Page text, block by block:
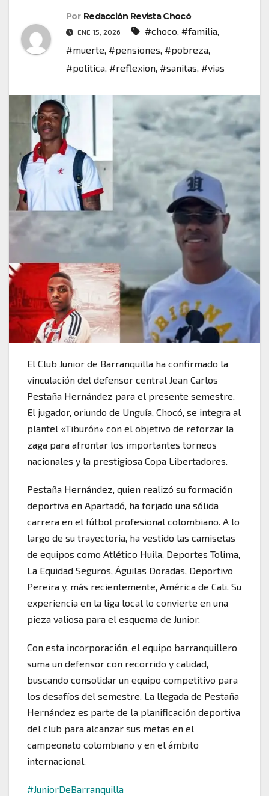
Por Redacción Revista Chocó
ENE 15, 2026 #choco, #familia,
#muerte, #pensiones, #pobreza,
#politica, #reflexion, #sanitas, #vias
El Club Junior de Barranquilla ha confirmado la
vinculación del defensor central Jean Carlos
Pestaña Hernández para el presente semestre.
El jugador, oriundo de Unguía, Chocó, se integra al
plantel «Tiburón» con el objetivo de reforzar la
zaga para afrontar los importantes torneos
nacionales y la prestigiosa Copa Libertadores.
Pestaña Hernández, quien realizó su formación
deportiva en Apartadó, ha forjado una sólida
carrera en el fútbol profesional colombiano. A lo
largo de su trayectoria, ha vestido las camisetas
de equipos como Atlético Huila, Deportes Tolima,
La Equidad Seguros, Águilas Doradas, Deportivo
Pereira y, más recientemente, América de Cali. Su
experiencia en la liga local lo convierte en una
pieza valiosa para el esquema de Junior.
Con esta incorporación, el equipo barranquillero
suma un defensor con recorrido y calidad,
buscando consolidar un equipo competitivo para
los desafíos del semestre. La llegada de Pestaña
Hernández es parte de la planificación deportiva
del club para alcanzar sus metas en el
campeonato colombiano y en el ámbito
internacional.
#JuniorDeBarranquilla